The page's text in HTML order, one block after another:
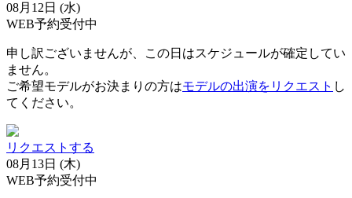
08月12日 (水)
WEB予約受付中
申し訳ございませんが、この日はスケジュールが確定してい
ません。
ご希望モデルがお決まりの方はモデルの出演をリクエスト し
てください。
リクエストする
08月13日 (木)
WEB予約受付中